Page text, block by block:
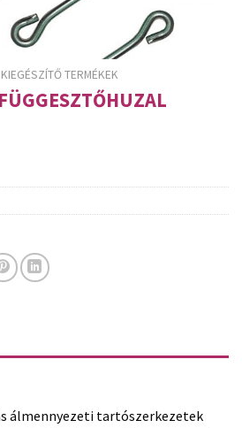
KIEGÉSZÍTŐ TERMÉKEK
álmennyezeti tartószerkezetek